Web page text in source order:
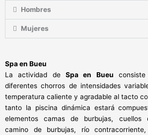
Hombres
Mujeres
Spa en Bueu
La actividad de Spa en Bueu
diferentes chorros de intensidades
temperatura caliente y agradable al tacto
tanto la piscina dinámica estará
elementos camas de burbujas, cuellos
camino de burbujas, río